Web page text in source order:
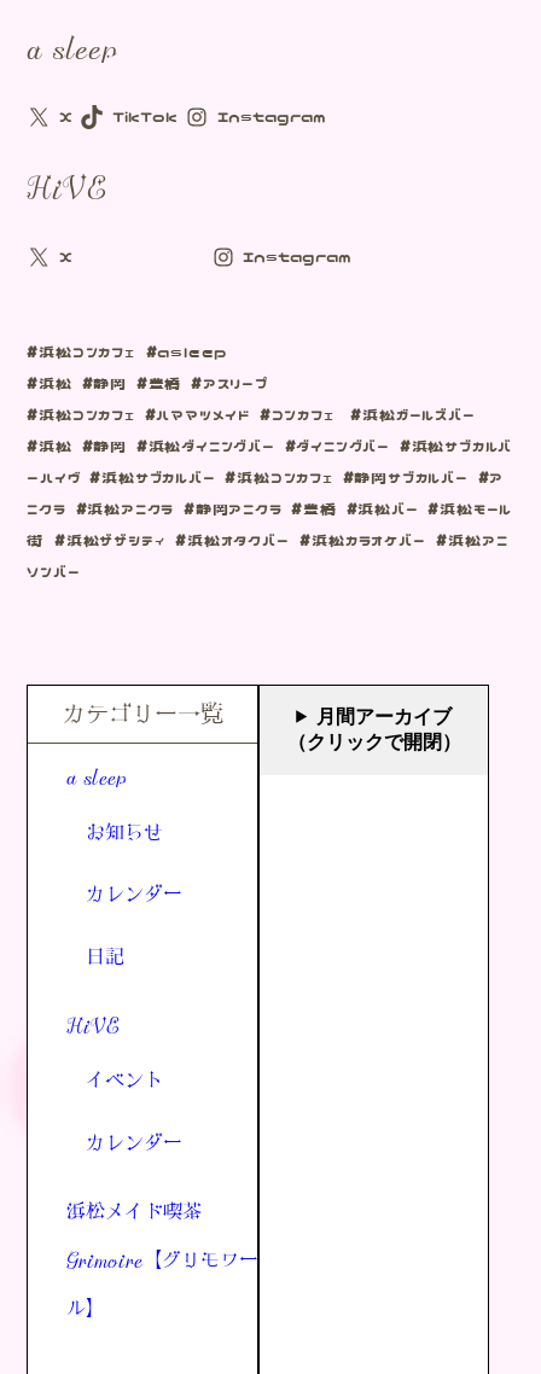
a sleep
X TikTok Instagram
HiVE
X Instagram
#浜松コンカフェ #asleep
#浜松 #静岡 #豊橋 #アスリープ
#浜松コンカフェ #ハママツメイド #コンカフェ #浜松ガールズバー
#浜松 #静岡 #浜松ダイニングバー #ダイニングバー #浜松サブカルバ
ーハイヴ #浜松サブカルバー #浜松コンカフェ #静岡サブカルバー #ア
ニクラ #浜松アニクラ #静岡アニクラ #豊橋 #浜松バー #浜松モール
街 #浜松ザザシティ #浜松オタクバー #浜松カラオケバー #浜松アニ
ソンバー
カテゴリー一覧
a sleep
お知らせ
カレンダー
日記
HiVE
イベント
カレンダー
浜松メイド喫茶
Grimoire【グリモワー
ル】
月間アーカイブ
（クリックで開閉）